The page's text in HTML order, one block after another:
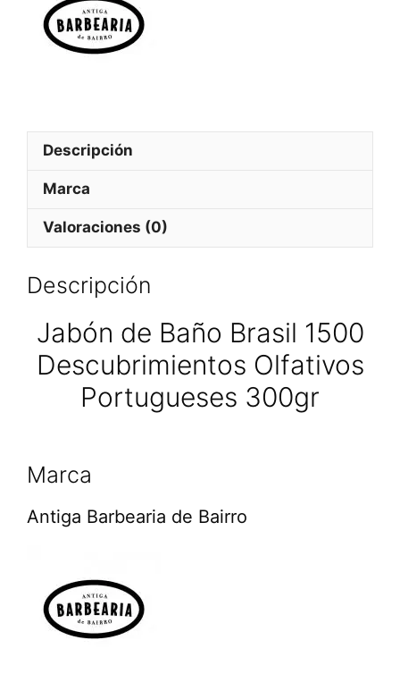
Descripción
Marca
Valoraciones (0)
Descripción
Jabón de Baño Brasil 1500
Descubrimientos Olfativos
Portugueses 300gr
Marca
Antiga Barbearia de Bairro